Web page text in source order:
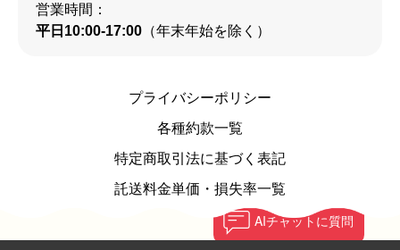
営業時間：
平日10:00-17:00 （年末年始を除く）
プライバシーポリシー
各種約款一覧
特定商取引法に基づく表記
託送料金単価・損失率一覧
AIチャットに質問